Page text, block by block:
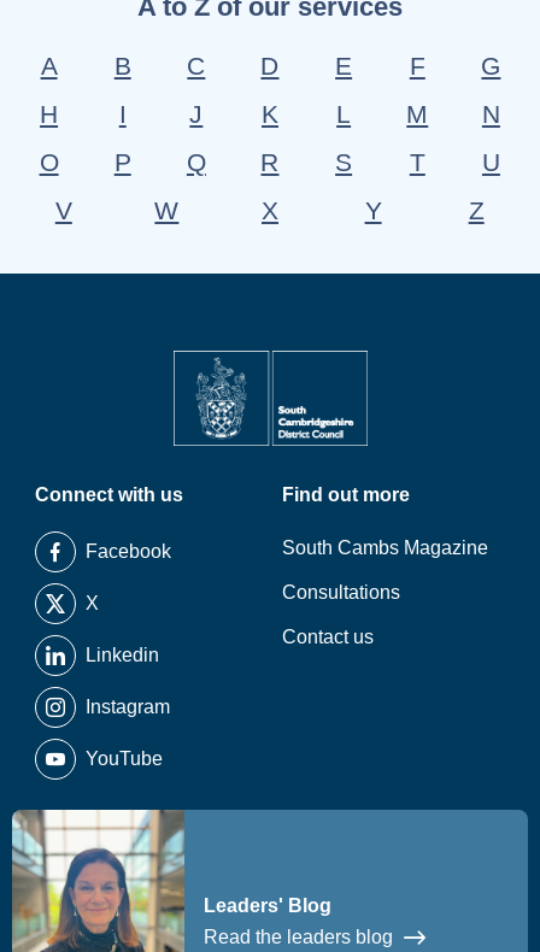
A to Z of our services
A B C D E F
G
H
I J K L M
N
O
P Q R S T
U
V
W X Y Z
Connect with us
Facebook
X
Linkedin
Instagram
YouTube
Find out more
South Cambs Magazine
Consultations
Contact us
Leaders' Blog
Read the leaders blog